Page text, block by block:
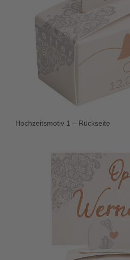
Hochzeitsmotiv 1 – Rückseite